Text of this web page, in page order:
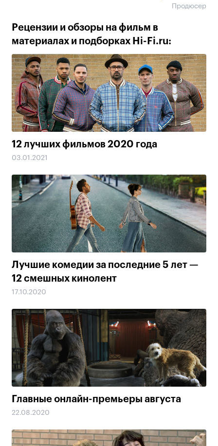
Продюсер
Рецензии и обзоры на фильм в
материалах и подборках Hi-Fi.ru:
12 лучших фильмов 2020 года
03.01.2021
Лучшие комедии за последние 5 лет —
12 смешных кинолент
17.10.2020
Главные онлайн-премьеры августа
22.08.2020